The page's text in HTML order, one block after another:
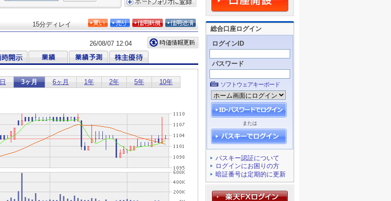
総合口座ログイン
ログインID
パスワード
ソフトウェアキーボード
または
パスキー認証について
ログインにお困りの方
暗証番号は定期的に更新